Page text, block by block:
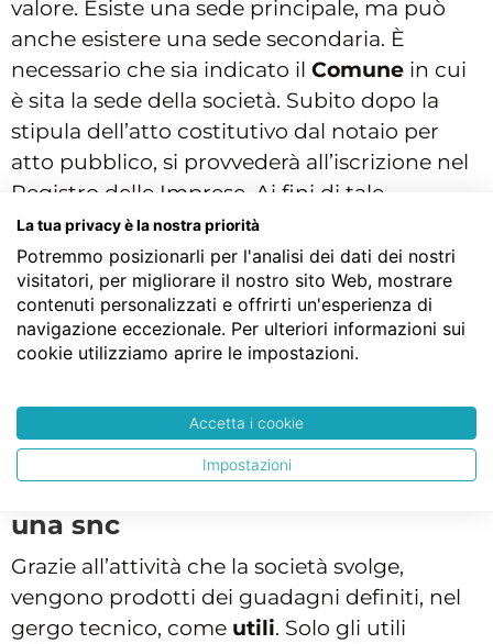
valore. Esiste una sede principale, ma può
anche esistere una sede secondaria. È
necessario che sia indicato il Comune in cui
è sita la sede della società. Subito dopo la
stipula dell’atto costitutivo dal notaio per
atto pubblico, si provvederà all’iscrizione nel
Registro delle Imprese. Ai fini di tale
adempimento pubblicitario è necessario
indicare non solo il Comune, ma anche la via
e il numero. Nel caso in cui siano previste
delle sedi secondarie, l’istituzione delle stesse
deve essere denunciata per l’iscrizione nel
luogo dove è iscritta la società.
una snc
Grazie all’attività che la società svolge,
vengono prodotti dei guadagni definiti, nel
gergo tecnico, come utili. Solo gli utili
La tua privacy è la nostra priorità
Potremmo posizionarli per l'analisi dei dati dei nostri
visitatori, per migliorare il nostro sito Web, mostrare
contenuti personalizzati e offrirti un'esperienza di
navigazione eccezionale. Per ulteriori informazioni sui
cookie utilizziamo aprire le impostazioni.
Accetta i cookie
Impostazioni